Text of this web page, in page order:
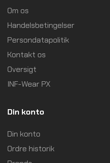
Om os
Handelsbetingelser
Persondatapolitik
Kontakt os
Oversigt
INF-Wear PX
Din konto
Din konto
Ordre historik